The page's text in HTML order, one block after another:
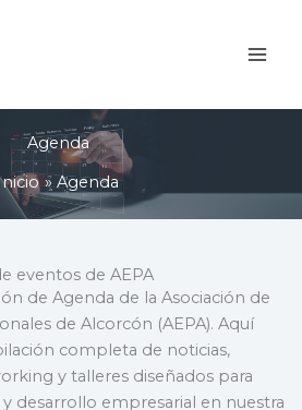
Agenda
Inicio
Agenda
eventos de AEPA
de Agenda de la Asociación de
de Alcorcón (AEPA). Aquí
completa de noticias,
y talleres diseñados para
desarrollo empresarial en nuestra